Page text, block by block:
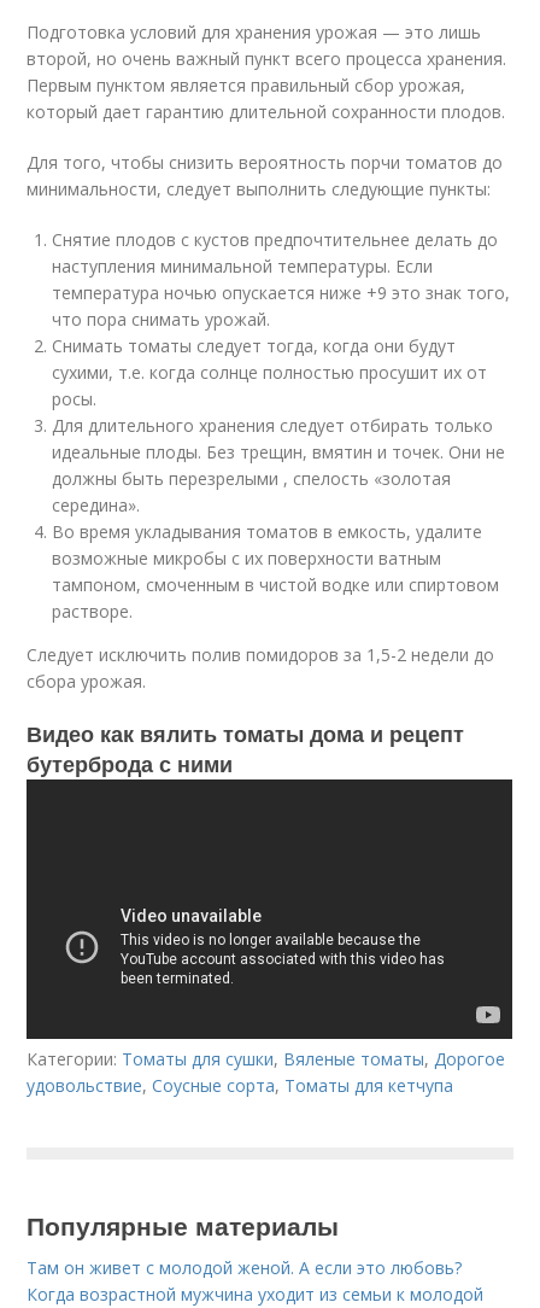
Подготовка условий для хранения урожая — это лишь
второй, но очень важный пункт всего процесса хранения.
Первым пунктом является правильный сбор урожая,
который дает гарантию длительной сохранности плодов.
Для того, чтобы снизить вероятность порчи томатов до
минимальности, следует выполнить следующие пункты:
Снятие плодов с кустов предпочтительнее делать до
наступления минимальной температуры. Если
температура ночью опускается ниже +9 это знак того,
что пора снимать урожай.
Снимать томаты следует тогда, когда они будут
сухими, т.е. когда солнце полностью просушит их от
росы.
Для длительного хранения следует отбирать только
идеальные плоды. Без трещин, вмятин и точек. Они не
должны быть перезрелыми , спелость «золотая
середина».
Во время укладывания томатов в емкость, удалите
возможные микробы с их поверхности ватным
тампоном, смоченным в чистой водке или спиртовом
растворе.
Следует исключить полив помидоров за 1,5-2 недели до
сбора урожая.
Видео как вялить томаты дома и рецепт
бутерброда с ними
Категории: Томаты для сушки, Вяленые томаты,Дорогое
удовольствие,Соусные сорта, Томаты для кетчупа
Популярные материалы
Там он живет с молодой женой. А если это любовь?
Когда возрастной мужчина уходит из семьи к молодой